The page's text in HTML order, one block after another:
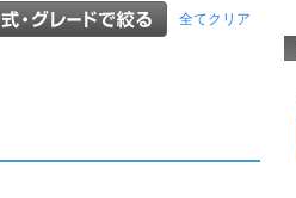
全てクリア